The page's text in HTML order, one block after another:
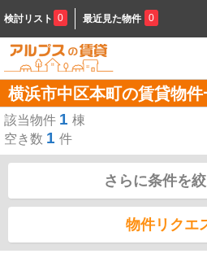
検討リスト 0 最近見た物件 0
横浜市中区本町の賃貸物件
該当物件 1 棟
空き数 1 件
さらに条件を
物件リクエ